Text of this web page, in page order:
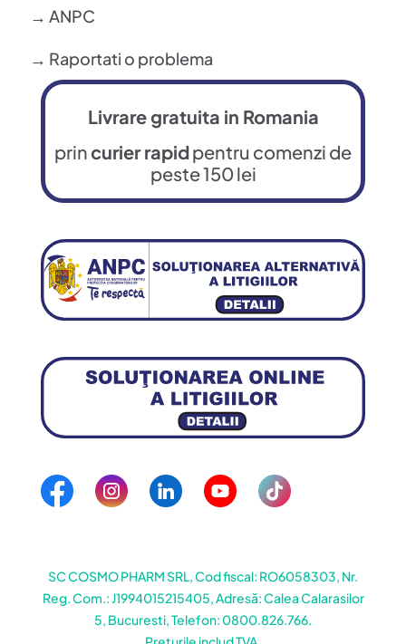
→ ANPC
→ Raportati o problema
Livrare gratuita in Romania
princurier rapidpentru comenzi de
peste 150 lei
SC COSMO PHARM SRL, Cod fiscal: RO6058303, Nr.
Reg. Com.: J1994015215405, Adresă: Calea Calarasilor
5, Bucuresti, Telefon: 0800.826.766.